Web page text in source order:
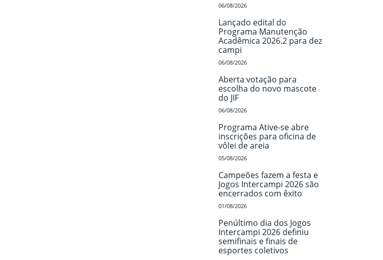
06/08/2026
Lançado edital do
Programa Manutenção
Acadêmica 2026.2 para dez
campi
06/08/2026
Aberta votação para
escolha do novo mascote
do JIF
06/08/2026
Programa Ative-se abre
inscrições para oficina de
vôlei de areia
05/08/2026
Campeões fazem a festa e
Jogos Intercampi 2026 são
encerrados com êxito
01/08/2026
Penúltimo dia dos Jogos
Intercampi 2026 definiu
semifinais e finais de
esportes coletivos